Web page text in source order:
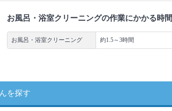
お風呂・浴室クリーニングの作業にかかる時間
お風呂・浴室クリーニング 約1.5～3時間
を探す